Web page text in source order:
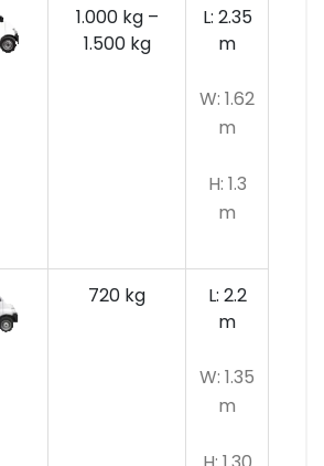
1.000 kg –
1.500 kg
L: 2.35
m
W: 1.62
m
H: 1.3
m
720 kg
L: 2.2
m
W: 1.35
m